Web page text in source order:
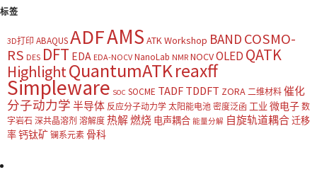
标签
3D打印 ABAQUSADFAMS ATK Workshop BAND COSMO-
RS DES DFT EDA EDA-NOCV NanoLab NMR NOCVOLED QATK
HighlightQuantumATKreaxff
Simpleware SOC SOCME TADF TDDFT ZORA 二维材料 催化
分子动力学 半导体 反应分子动力学 太阳能电池 密度泛函 工业 微电子 数
字岩石 深共晶溶剂 溶解度 热解燃烧 电声耦合 能量分解 自旋轨道耦合迁移
率钙钛矿 镧系元素 骨科